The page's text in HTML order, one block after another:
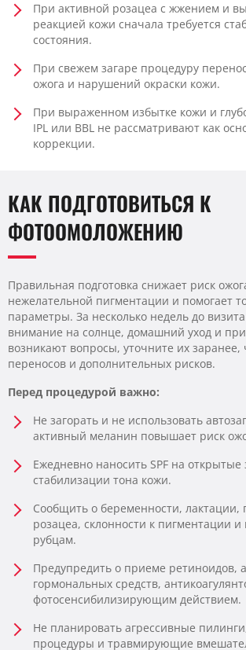
При активной розацеа с жжением и
реакцией кожи сначала требуется
состояния.
При свежем загаре процедуру
ожога и нарушений окраски кожи.
При выраженном избытке кожи и
IPL или BBL не рассматривают как
коррекции.
КАК ПОДГОТОВИТЬСЯ К
ФОТООМОЛОЖЕНИЮ
Правильная подготовка снижает риск
нежелательной пигментации и помогает
параметры. За несколько недель до
внимание на солнце, домашний уход и
возникают вопросы, уточните их заранее,
переносов и дополнительных рисков.
Перед процедурой важно:
Не загорать и не использовать
активный меланин повышает риск
Ежедневно наносить SPF на открытые
стабилизации тона кожи.
Сообщить о беременности, лактации,
розацеа, склонности к пигментации
рубцам.
Предупредить о приеме ретиноидов,
гормональных средств,
фотосенсибилизирующим действием.
Не планировать агрессивные
процедуры и травмирующие